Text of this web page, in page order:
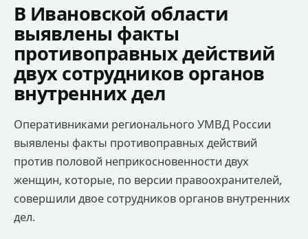
В Ивановской области
выявлены факты
противоправных действий
двух сотрудников органов
внутренних дел
Оперативниками регионального УМВД России
выявлены факты противоправных действий
против половой неприкосновенности двух
женщин, которые, по версии правоохранителей,
совершили двое сотрудников органов внутренних
дел.